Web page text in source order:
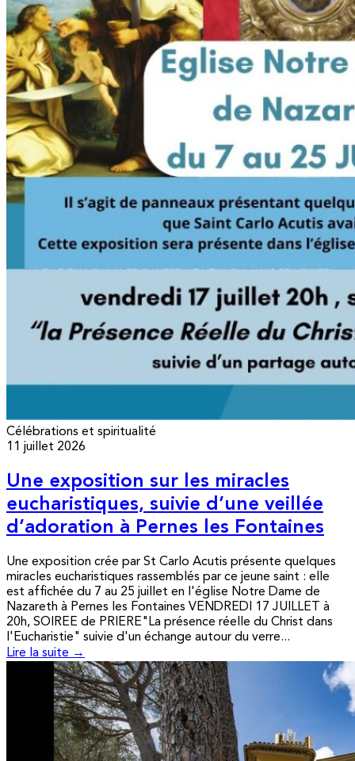
Célébrations et spiritualité
11 juillet 2026
Une exposition sur les miracles
eucharistiques, suivie d’une veillée
d’adoration à Pernes les Fontaines
Une exposition crée par St Carlo Acutis présente quelques
miracles eucharistiques rassemblés par ce jeune saint : elle
est affichée du 7 au 25 juillet en l'église Notre Dame de
Nazareth à Pernes les Fontaines VENDREDI 17 JUILLET à
20h, SOIREE de PRIERE"La présence réelle du Christ dans
l'Eucharistie" suivie d'un échange autour du verre...
Lire la suite →